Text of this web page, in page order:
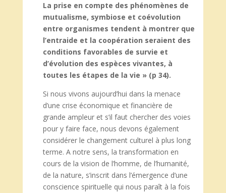
La prise en compte des phénomènes de
mutualisme, symbiose et coévolution
entre organismes tendent à montrer que
l’entraide et la coopération seraient des
conditions favorables de survie et
d’évolution des espèces vivantes, à
toutes les étapes de la vie » (p 34).
Si nous vivons aujourd’hui dans la menace
d’une crise économique et financière de
grande ampleur et s’il faut chercher des voies
pour y faire face, nous devons également
considérer le changement culturel à plus long
terme. A notre sens, la transformation en
cours de la vision de l’homme, de l’humanité,
de la nature, s’inscrit dans l’émergence d’une
conscience spirituelle qui nous paraît à la fois